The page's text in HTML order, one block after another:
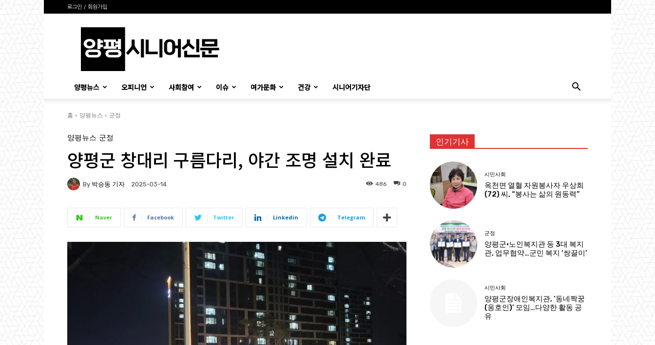
로그인 / 회원가입
시
양평뉴스 오피니언 사회참여 이슈 여가문화 건강 시니어기자단
홈 양평뉴스 군정
양평뉴스 군정
양평군 창대리 구름다리, 야간 조명 설치 완료
By 박승동 기자 2025-03-14 0
486
Naver Facebook Twitter Linkedin Telegram
인기기사
시민사회
옥천면 열혈 자원봉사자 우상희
(72) 씨, “봉사는 삶의 원동력”
군정
양평군·노인복지관 등 3대 복지
관, 업무협약…군민 복지 ‘쌍끌이’
시민사회
양평군장애인복지관, ‘동네짝꿍
(옹호인)’ 모임…다양한 활동 공
유